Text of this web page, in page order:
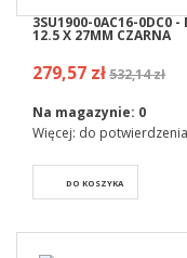
3SU1900-0AC16-0DC0 -
12.5 X 27MM CZARNA
279,57 zł532,14 zł
Na magazynie: 0
Więcej: do
DO KOSZYKA